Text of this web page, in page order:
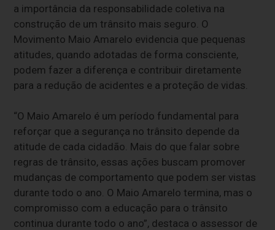
a importância da responsabilidade coletiva na
construção de um trânsito mais seguro. O
Movimento Maio Amarelo evidencia que pequenas
atitudes, quando adotadas de forma consciente,
podem fazer a diferença e contribuir diretamente
para a redução de acidentes e a proteção de vidas.
“O Maio Amarelo é um período fundamental para
reforçar que a segurança no trânsito depende da
atitude de cada cidadão. Mais do que falar sobre
regras de trânsito, essas ações buscam promover
mudanças de comportamento que podem ser vistas
durante todo o ano. O Maio Amarelo termina, mas o
compromisso com a educação para o trânsito
continua durante todo o ano”, destaca o assessor de